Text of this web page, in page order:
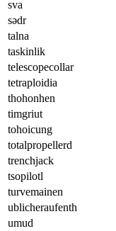
sva
sədr
talna
taskinlik
telescopecollar
tetraploidia
thohonhen
timgriut
tohoicung
totalpropellerd
trenchjack
tsopilotl
turvemainen
ublicheraufenth
umud